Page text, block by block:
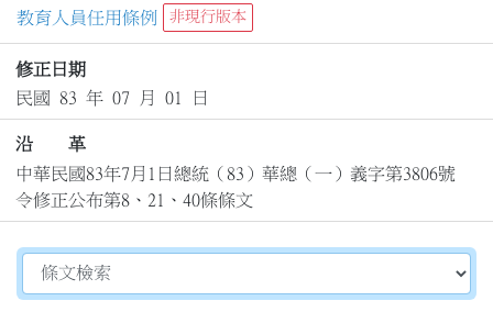
教育人員任用條例
非現行版本
修正日期
民國 83 年 07 月 01 日
沿 革
中華民國83年7月1日總統（83）華總（一）義字第3806號
令修正公布第8、21、40條條文
切換選擇法規資訊內容